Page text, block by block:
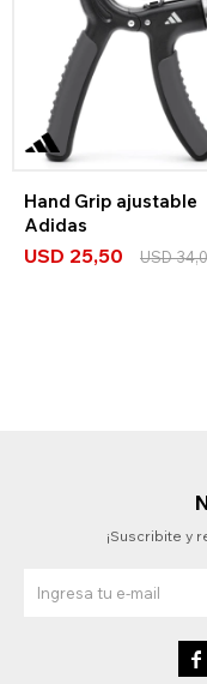
Hand Grip ajustable
Adidas
USD 25,50 USD
¡Suscribite y
